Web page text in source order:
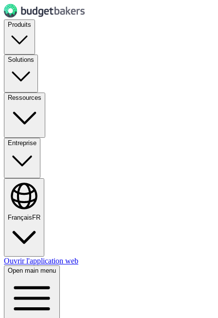
Produits
Solutions
Ressources
Entreprise
Français FR
Ouvrir l'application web
Open main menu